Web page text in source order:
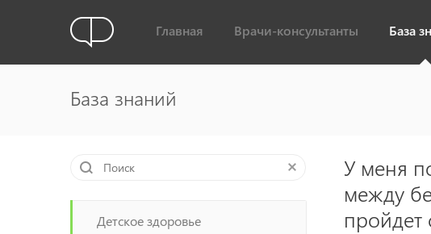
Главная Врачи-консультанты База
База знаний
У меня
между
пройдет
Детское здоровье